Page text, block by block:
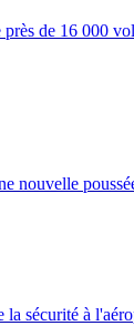
de 16 000
nouvelle
sécurité à